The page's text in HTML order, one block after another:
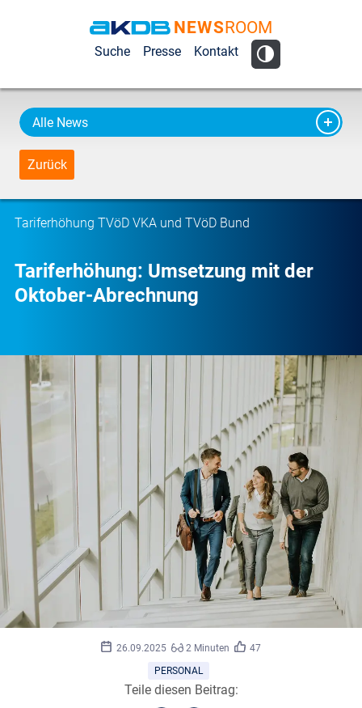
AKDB Anstalt
Kommunale
Datenverarbeitung
NEWSROOM
Suche Presse Kontakt
Alle News
Zurück
Tariferhöhung TVöD VKA und TVöD Bund
Tariferhöhung: Umsetzung mit der
Oktober-Abrechnung
26.09.2025 2 Minuten
47
PERSONAL
Teile diesen Beitrag: